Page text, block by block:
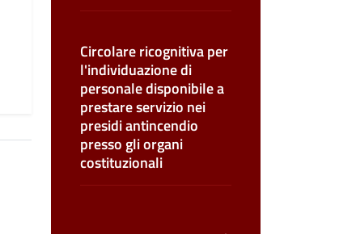
Circolare ricognitiva per
l'individuazione di
personale disponibile a
prestare servizio nei
presidi antincendio
presso gli organi
costituzionali